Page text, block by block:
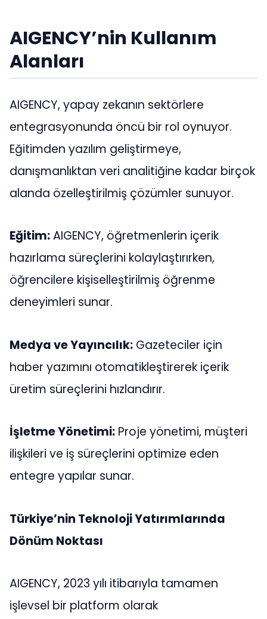
AIGENCY’nin Kullanım
Alanları
AIGENCY, yapay zekanın sektörlere
entegrasyonunda öncü bir rol oynuyor.
Eğitimden yazılım geliştirmeye,
danışmanlıktan veri analitiğine kadar birçok
alanda özelleştirilmiş çözümler sunuyor.
Eğitim:AIGENCY, öğretmenlerin içerik
hazırlama süreçlerini kolaylaştırırken,
öğrencilere kişiselleştirilmiş öğrenme
deneyimleri sunar.
Medya ve Yayıncılık: Gazeteciler için
haber yazımını otomatikleştirerek içerik
üretim süreçlerini hızlandırır​.
İşletme Yönetimi: Proje yönetimi, müşteri
ilişkileri ve iş süreçlerini optimize eden
entegre yapılar sunar​​.
Türkiye’nin Teknoloji Yatırımlarında
Dönüm Noktası
AIGENCY, 2023 yılı itibarıyla tamamen
işlevsel bir platform olarak